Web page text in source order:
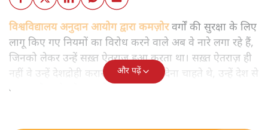
विश्वविद्यालय अनुदान आयोग द्वारा कमज़ोरवर्गों की सुरक्षा के लिए
लागू किए गए नियमों का विरोध करने वाले अब वे नारे लगा रहे हैं,
जिनको लेकर उन्हें सख़्त ऐतराज़ हुआ करता था। सख़्त ऐतराज़ ही
नहीं वे उन्हें देशद्रोही करार देकर जेल भेज देना चाहते थे, उन्हें देश से
बाहर चले जाने को कह रहे थे।
और पढ़ें